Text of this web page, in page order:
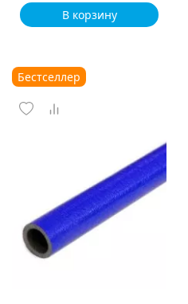
В корзину
Бестселлер